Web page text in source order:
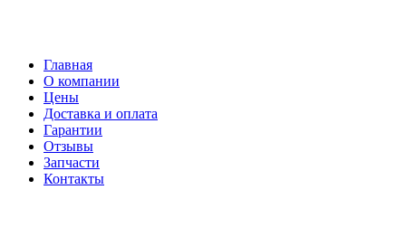
Главная
О компании
Цены
Доставка и оплата
Гарантии
Отзывы
Запчасти
Контакты